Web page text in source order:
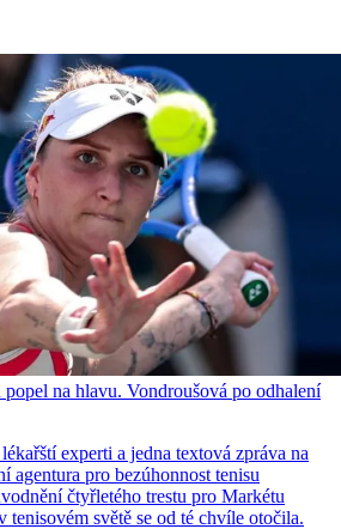
na hlavu. Vondroušová po odhalení
experti a jedna textová zpráva na
agentura pro bezúhonnost tenisu
čtyřletého trestu pro Markétu
tenisovém světě se od té chvíle otočila.